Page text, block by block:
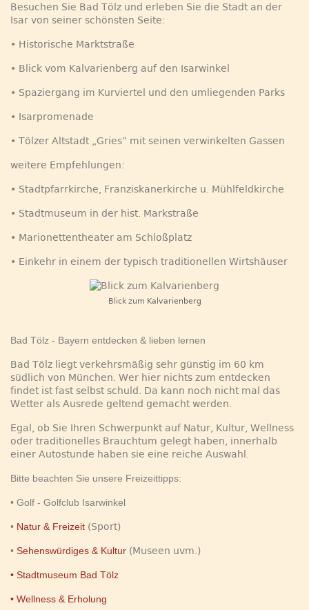
Besuchen Sie Bad Tölz und erleben Sie die Stadt an der
Isar von seiner schönsten Seite:
• Historische Marktstraße
• Blick vom Kalvarienberg auf den Isarwinkel
• Spaziergang im Kurviertel und den umliegenden Parks
• Isarpromenade
• Tölzer Altstadt „Gries” mit seinen verwinkelten Gassen
weitere Empfehlungen:
• Stadtpfarrkirche, Franziskanerkirche u. Mühlfeldkirche
• Stadtmuseum in der hist. Markstraße
• Marionettentheater am Schloßplatz
• Einkehr in einem der typisch traditionellen Wirtshäuser
Blick zum Kalvarienberg
Bad Tölz - Bayern entdecken & lieben lernen
Bad Tölz liegt verkehrsmäßig sehr günstig im 60 km
südlich von München. Wer hier nichts zum entdecken
findet ist fast selbst schuld. Da kann noch nicht mal das
Wetter als Ausrede geltend gemacht werden.
Egal, ob Sie Ihren Schwerpunkt auf Natur, Kultur, Wellness
oder traditionelles Brauchtum gelegt haben, innerhalb
einer Autostunde haben sie eine reiche Auswahl.
Bitte beachten Sie unsere Freizeittipps:
• Golf - Golfclub Isarwinkel
• Natur & Freizeit (Sport)
• Sehenswürdiges & Kultur (Museen uvm.)
• Stadtmuseum Bad Tölz
• Wellness & Erholung